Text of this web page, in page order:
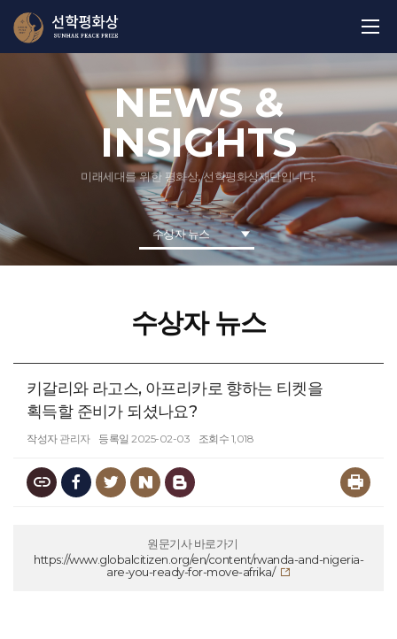
NEWS &
INSIGHTS
미래세대를 위한 평화상, 선학평화상재단입니다.
수상자 뉴스
수상자 뉴스
키갈리와 라고스, 아프리카로 향하는 티켓을
획득할 준비가 되셨나요?
작성자 관리자 등록일 2025-02-03 조회수 1,018
원문기사 바로가기
https://www.globalcitizen.org/en/content/rwanda-and-nigeria-
are-you-ready-for-move-afrika/